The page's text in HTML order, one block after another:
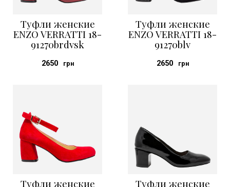
Туфли женские
ENZO VERRATTI 18-
91270brdvsk
2650 грн
Туфли женские
ENZO VERRATTI 18-
91270blv
2650 грн
Туфли женские
Туфли женские